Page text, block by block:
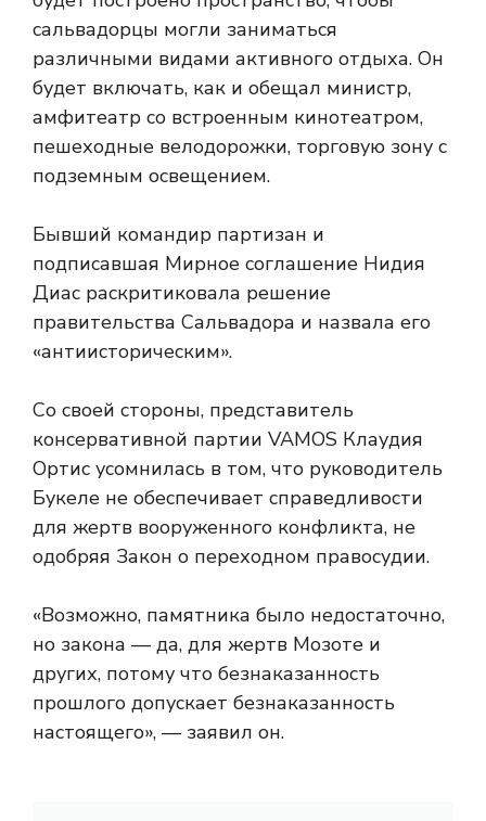
сальвадорцы могли заниматься
различными видами активного отдыха. Он
будет включать, как и обещал министр,
амфитеатр со встроенным кинотеатром,
пешеходные велодорожки, торговую зону с
подземным освещением.
Бывший командир партизан и
подписавшая Мирное соглашение Нидия
Диас раскритиковала решение
правительства Сальвадора и назвала его
«антиисторическим».
Со своей стороны, представитель
консервативной партии VAMOS Клаудия
Ортис усомнилась в том, что руководитель
Букеле не обеспечивает справедливости
для жертв вооруженного конфликта, не
одобряя Закон о переходном правосудии.
«Возможно, памятника было недостаточно,
но закона — да, для жертв Мозоте и
других, потому что безнаказанность
прошлого допускает безнаказанность
настоящего», — заявил он.